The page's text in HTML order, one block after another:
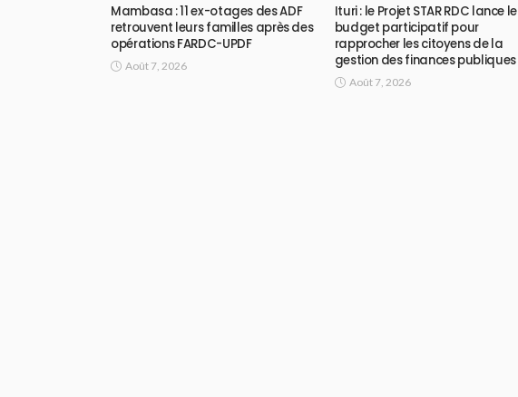
Mambasa : 11 ex-otages des ADF
retrouvent leurs familles après des
opérations FARDC-UPDF
Août 7, 2026
Ituri : le Projet STAR RDC lance le
budget participatif pour
rapprocher les citoyens de la
gestion des finances publiques
Août 7, 2026